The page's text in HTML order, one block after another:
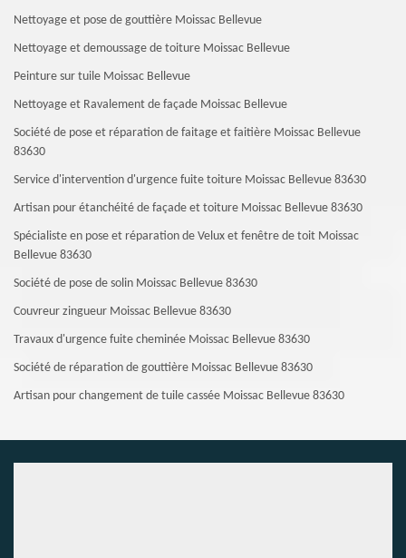
Nettoyage et pose de gouttière Moissac Bellevue
Nettoyage et demoussage de toiture Moissac Bellevue
Peinture sur tuile Moissac Bellevue
Nettoyage et Ravalement de façade Moissac Bellevue
Société de pose et réparation de faitage et faitière Moissac Bellevue
83630
Service d'intervention d'urgence fuite toiture Moissac Bellevue 83630
Artisan pour étanchéité de façade et toiture Moissac Bellevue 83630
Spécialiste en pose et réparation de Velux et fenêtre de toit Moissac
Bellevue 83630
Société de pose de solin Moissac Bellevue 83630
Couvreur zingueur Moissac Bellevue 83630
Travaux d'urgence fuite cheminée Moissac Bellevue 83630
Société de réparation de gouttière Moissac Bellevue 83630
Artisan pour changement de tuile cassée Moissac Bellevue 83630